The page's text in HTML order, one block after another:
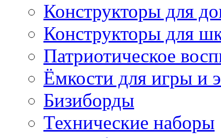
Конструкторы для
Конструкторы для
Патриотическое
Ёмкости для игры и
Бизиборды
Технические наборы